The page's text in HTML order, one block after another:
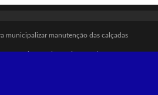
municipalizar manutenção das calçadas
crise no abastecimento de água